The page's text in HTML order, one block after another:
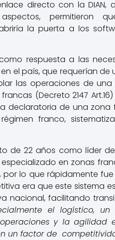
directo con la
permitieron
la puerta a los
como respuesta a las
el país, que requerían
las operaciones de
(Decreto 2147
declaratoria de una
franco,
de 22 años como líder
en zonas
lo que rápidamente
era que este sistema
nacional, facilitando
el logístico,
y la agilidad
un factor de